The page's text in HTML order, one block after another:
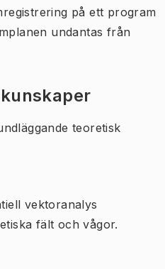
på ett program
undantas från
teoretisk
vektoranalys
fält och vågor.